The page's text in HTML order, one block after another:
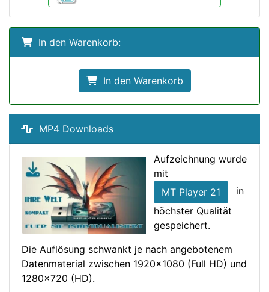
In den Warenkorb:
In den Warenkorb
MP4 Downloads
Aufzeichnung wurde
mit
MT Player 21
in
höchster Qualität
gespeichert.
Die Auflösung schwankt je nach angebotenem
Datenmaterial zwischen 1920x1080 (Full HD) und
1280x720 (HD).